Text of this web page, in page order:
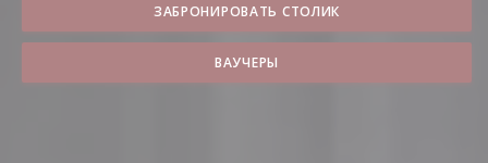
ЗАБРОНИРОВАТЬ СТОЛИК
ВАУЧЕРЫ